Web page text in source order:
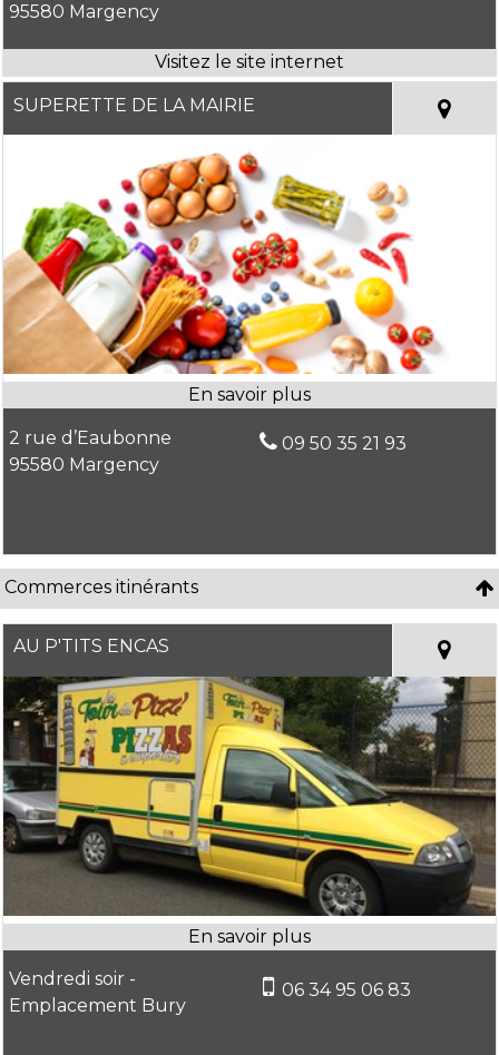
95580 Margency
SUPERETTE DE LA MAIRIE
2 rue d’Eaubonne
95580 Margency
09 50 35 21 93
Commerces itinérants
AU P'TITS ENCAS
Vendredi soir -
Emplacement Bury
06 34 95 06 83